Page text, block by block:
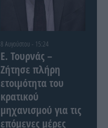
8 Αυγούστου - 15:24
Ε. Τουρνάς –
Ζήτησε πλήρη
ετοιμότητα του
κρατικού
μηχανισμού για τις
επόμενες μέρες